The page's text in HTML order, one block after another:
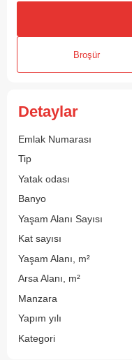
Broşür
Detaylar
Emlak Numarası
Tip
Yatak odası
Banyo
Yaşam Alanı Sayısı
Kat sayısı
Yaşam Alanı, m²
Arsa Alanı, m²
Manzara
Yapım yılı
Kategori